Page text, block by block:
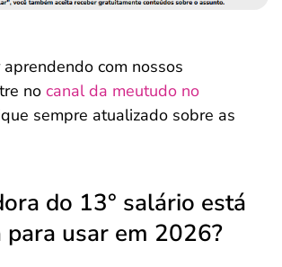
com nossos
no canal da meutudo no
sempre atualizado sobre as
do 13° salário está
para usar em 2026?